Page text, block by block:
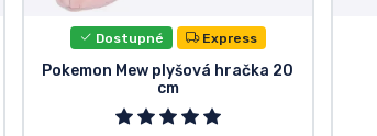
Dostupné Express
Pokemon Mew plyšová hračka 20
cm